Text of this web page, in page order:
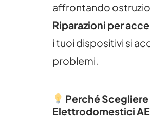
affrontando
Riparazioni per
i tuoi dispositivi si
problemi.
Perché Scegliere
Elettrodomestici